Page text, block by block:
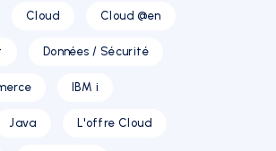
Cloud Cloud @en
Données / Sécurité
IBM i
Java L'offre Cloud